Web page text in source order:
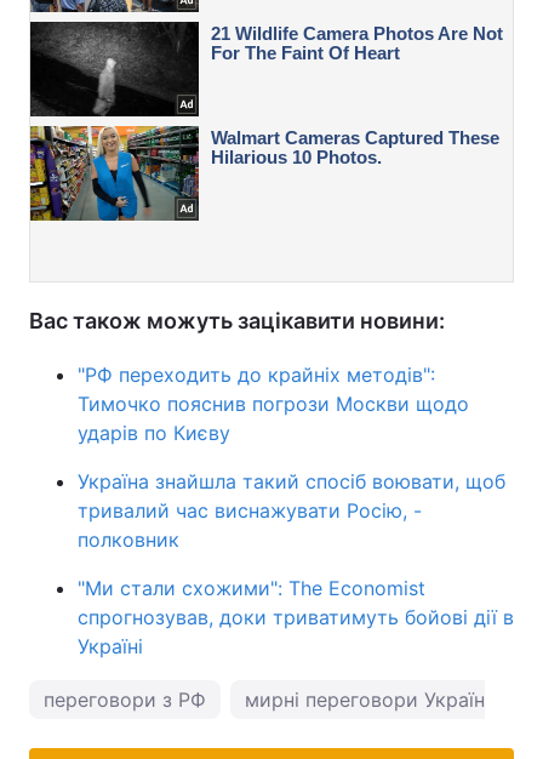
Вас також можуть зацікавити новини:
"РФ переходить до крайніх методів":
Тимочко пояснив погрози Москви щодо
ударів по Києву
Україна знайшла такий спосіб воювати, щоб
тривалий час виснажувати Росію, -
полковник
"Ми стали схожими": The Economist
спрогнозував, доки триватимуть бойові дії в
Україні
переговори з РФ мирні переговори Україна